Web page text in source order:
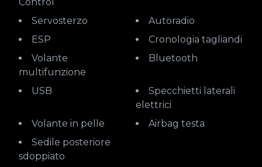
Servosterzo
Autoradio
ESP
Cronologia tagliandi
Volante
multifunzione
Bluetooth
USB
Specchietti laterali
elettrici
Volante in pelle
Airbag testa
Sedile posteriore
sdoppiato